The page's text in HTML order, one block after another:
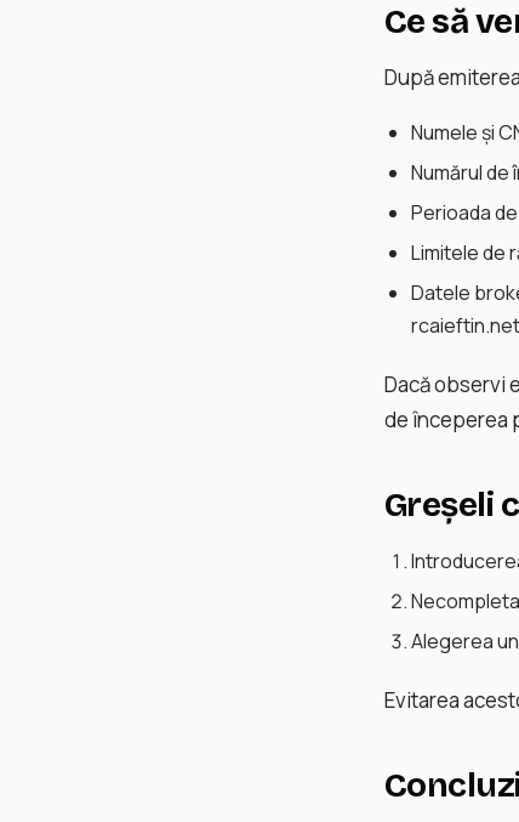
Ce să
După
Numele și
Numărul de
Perioada
Limitele de
Datele
rcaieftin.net
Dacă observi
de începerea
Greșeli
Alegerea
Evitarea